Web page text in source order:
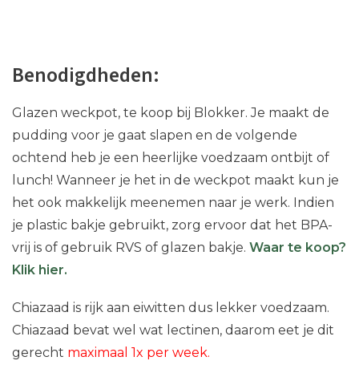
Benodigdheden:
Glazen weckpot, te koop bij Blokker. Je maakt de
pudding voor je gaat slapen en de volgende
ochtend heb je een heerlijke voedzaam ontbijt of
lunch! Wanneer je het in de weckpot maakt kun je
het ook makkelijk meenemen naar je werk. Indien
je plastic bakje gebruikt, zorg ervoor dat het BPA-
vrij is of gebruik RVS of glazen bakje. Waar te koop?
Klik hier.
Chiazaad is rijk aan eiwitten dus lekker voedzaam.
Chiazaad bevat wel wat lectinen, daarom eet je dit
gerecht maximaal 1x per week.